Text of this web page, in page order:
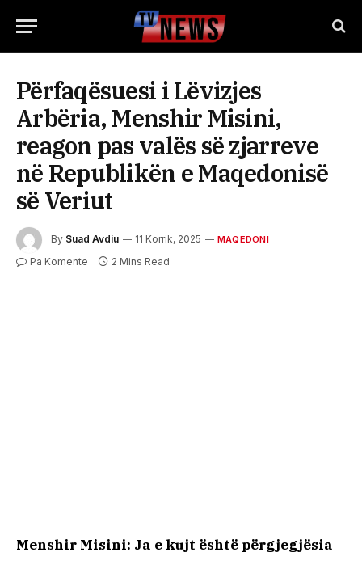
Përfaqësuesi i Lëvizjes
Arbëria, Menshir Misini,
reagon pas valës së zjarreve
në Republikën e Maqedonisë
së Veriut
By Suad Avdiu 11 Korrik, 2025 MAQEDONI
Pa Komente 2 Mins Read
Menshir Misini: Ja e kujt është përgjegjësia